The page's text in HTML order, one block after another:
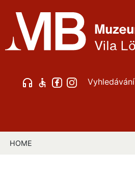
Vyhledávání
HOME